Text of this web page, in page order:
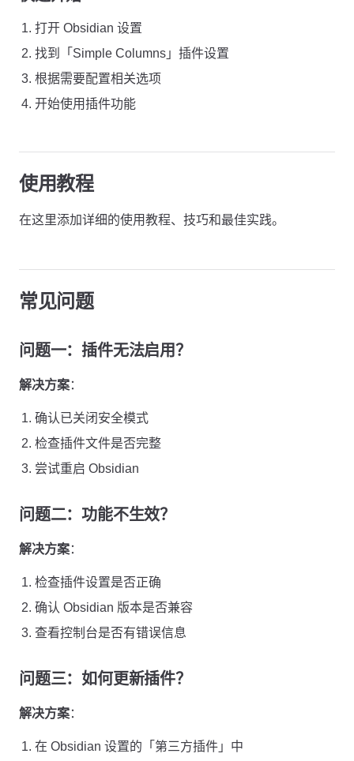
打开 Obsidian 设置
找到「Simple Columns」插件设置
根据需要配置相关选项
开始使用插件功能
使用教程
在这里添加详细的使用教程、技巧和最佳实践。
常见问题
问题一：插件无法启用？
解决方案：
确认已关闭安全模式
检查插件文件是否完整
尝试重启 Obsidian
问题二：功能不生效？
解决方案：
检查插件设置是否正确
确认 Obsidian 版本是否兼容
查看控制台是否有错误信息
问题三：如何更新插件？
解决方案：
在 Obsidian 设置的「第三方插件」中